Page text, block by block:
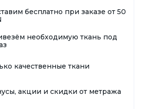
бесплатно при заказе от 50
необходимую ткань под
качественные ткани
акции и скидки от метража